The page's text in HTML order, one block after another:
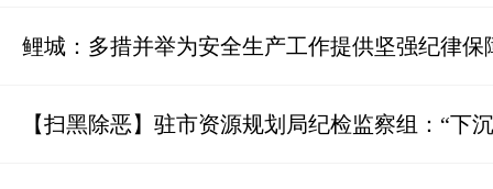
鲤城：多措并举为安全生产工作提供坚强纪律保
【扫黑除恶】驻市资源规划局纪检监察组：“下